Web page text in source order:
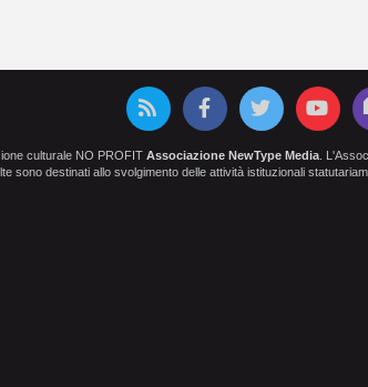
culturale NO PROFIT Associazione NewType Media.
sono destinati allo svolgimento delle attività istituzionali